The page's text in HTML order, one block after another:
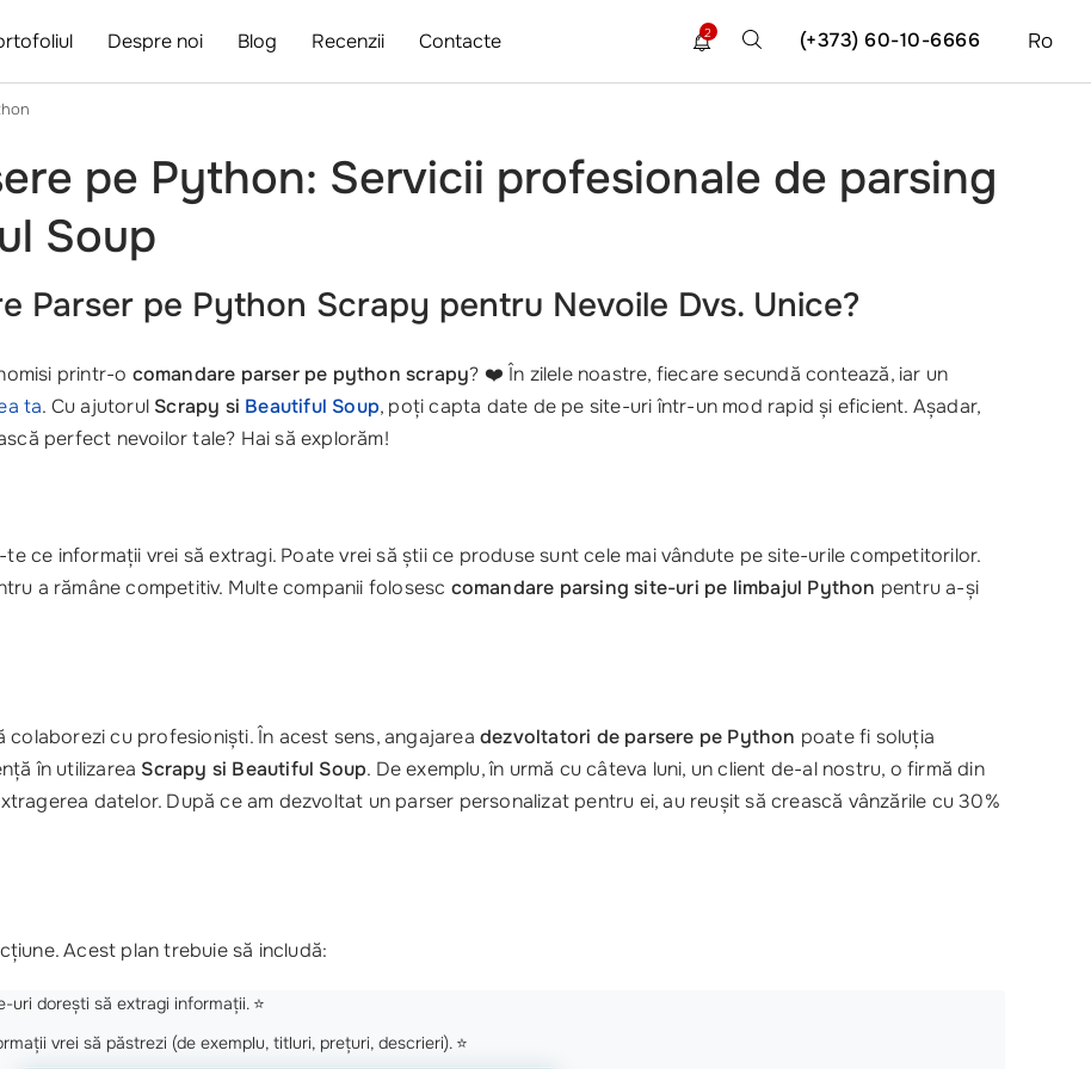
Despre noi Blog Recenzii Contacte Ro
(+373) 60-10-6666
2
pe Python: Servicii profesionale de parsing
Soup
Parser pe Python Scrapy pentru Nevoile Dvs. Unice?
printr-o comandare parser pe python scrapy? ❤️ În zilele noastre, fiecare secundă contează, iar un
ta. Cu ajutorul Scrapy si Beautiful Soup, poți capta date de pe site-uri într-un mod rapid și eficient. Așadar,
perfect nevoilor tale? Hai să explorăm!
ce informații vrei să extragi. Poate vrei să ştii ce produse sunt cele mai vândute pe site-urile competitorilor.
a rămâne competitiv. Multe companii folosesc comandare parsing site-uri pe limbajul Python pentru a-și
cu profesioniști. În acest sens, angajarea dezvoltatori de parsere pe Python poate fi soluția
în utilizarea Scrapy si Beautiful Soup. De exemplu, în urmă cu câteva luni, un client de-al nostru, o firmă din
datelor. După ce am dezvoltat un parser personalizat pentru ei, au reușit să crească vânzările cu 30%
Acest plan trebuie să includă:
uri dorești să extragi informații. ⭐️
vrei să păstrezi (de exemplu, titluri, prețuri, descrieri). ⭐